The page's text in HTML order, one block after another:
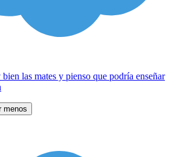
las mates y pienso que podría enseñar
menos